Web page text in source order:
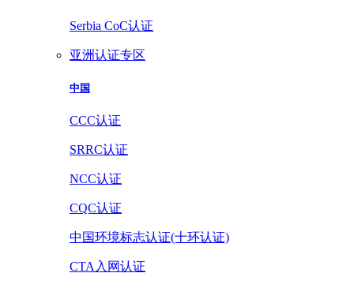
Serbia CoC认证
亚洲认证专区
中国
CCC认证
SRRC认证
NCC认证
CQC认证
中国环境标志认证(十环认证)
CTA入网认证